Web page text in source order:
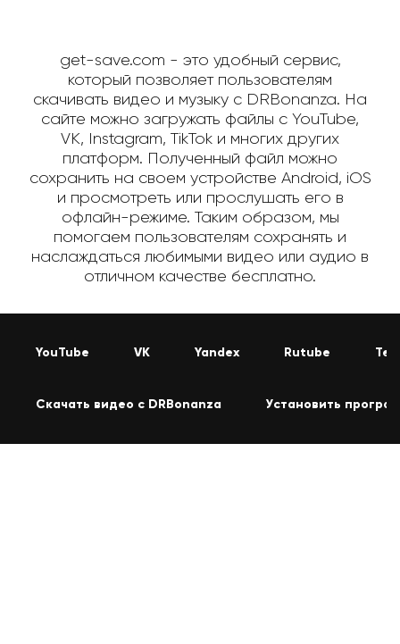
get-save.com - это удобный сервис,
который позволяет пользователям
скачивать видео и музыку с DRBonanza. На
сайте можно загружать файлы с YouTube,
VK, Instagram, TikTok и многих других
платформ. Полученный файл можно
сохранить на своем устройстве Android, iOS
и просмотреть или прослушать его в
офлайн-режиме. Таким образом, мы
помогаем пользователям сохранять и
наслаждаться любимыми видео или аудио в
отличном качестве бесплатно.
YouTube VK Yandex Rutube
Скачать видео с DRBonanza Установить